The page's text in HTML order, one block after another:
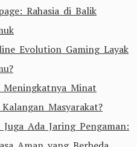
Rahasia di Balik
Evolution Gaming Layak
Minat
Masyarakat?
Ada Jaring Pengaman: